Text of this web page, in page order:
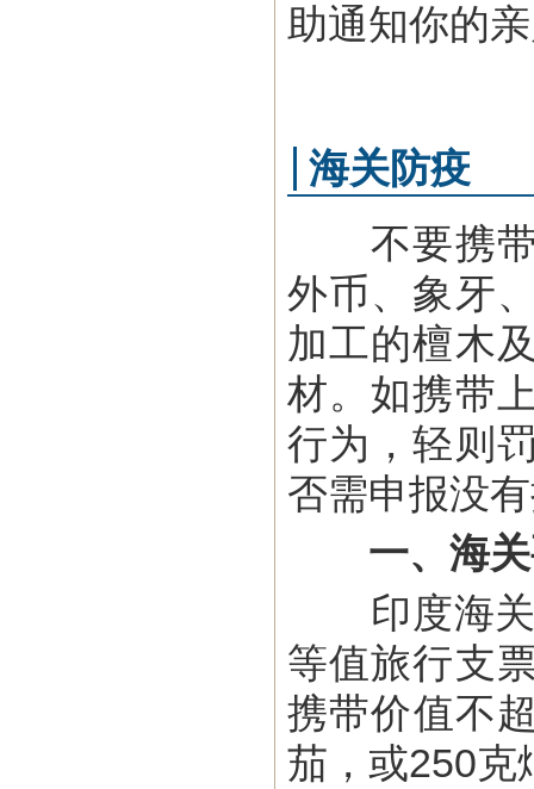
助通知你的
海关防疫
不要携带
外币、象牙
加工的檀木
材。如携带
行为，轻则
否需申报没
一、海
印度海关
等值旅行支
携带价值不
茄，或250克